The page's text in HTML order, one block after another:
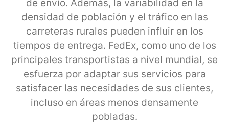
de envío. Además, la variabilidad en la
densidad de población y el tráfico en las
carreteras rurales pueden influir en los
tiempos de entrega. FedEx, como uno de los
principales transportistas a nivel mundial, se
esfuerza por adaptar sus servicios para
satisfacer las necesidades de sus clientes,
incluso en áreas menos densamente
pobladas.